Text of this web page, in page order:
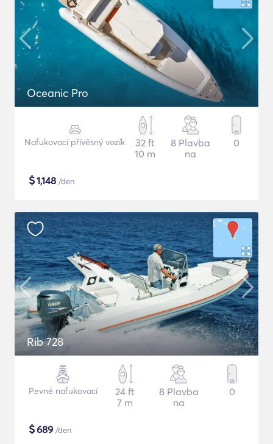
Oceanic Pro
Nafukovací přívěsný vozík
32 ft
10 m
8 Plavba
na
0
$1,148 /den
Rib 728
Pevné nafukovací
24 ft
7 m
8 Plavba
na
0
$689 /den